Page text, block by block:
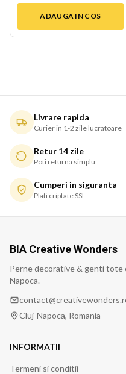
ADAUGA IN COS
Livrare rapida
Curier in 1-2 zile lucratoare
Retur 14 zile
Poti returna simplu
Cumperi in siguranta
Plati criptate SSL
BIA Creative Wonders
Perne decorative & genti tote
Napoca.
Cluj-Napoca, Romania
INFORMATII
Termeni si conditii